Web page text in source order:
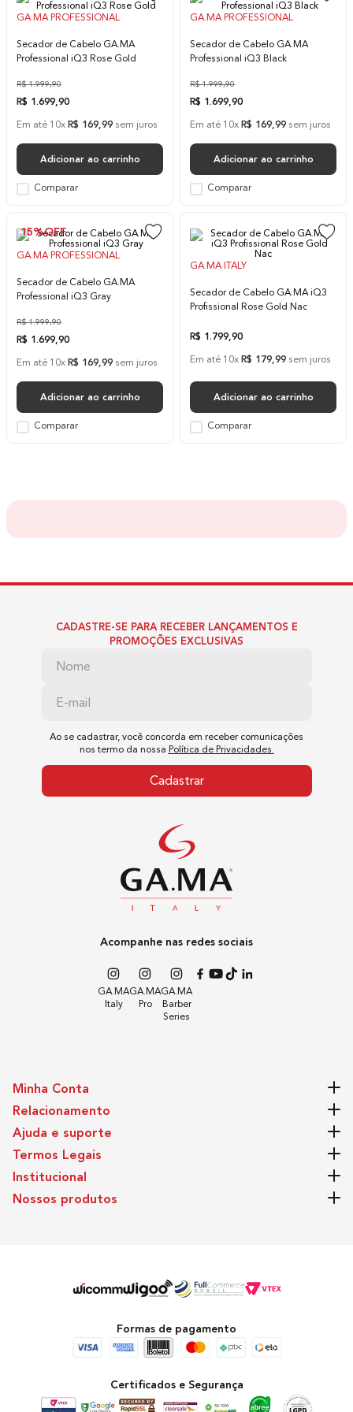
GA.MA PROFESSIONAL
Secador de Cabelo GA.MA
Professional iQ3 Rose Gold
R$ 1.999,90
R$ 1 .699,90
Em até 10x R$ 169,99 sem juros
Adicionar ao carrinho
Comparar
GA.MA PROFESSIONAL
Secador de Cabelo GA.MA
Professional iQ3 Black
R$ 1.999,90
R$ 1 .699,90
Em até 10x R$ 169,99 sem juros
Adicionar ao carrinho
Comparar
GA.MA PROFESSIONAL
Secador de Cabelo GA.MA
Professional iQ3 Gray
R$ 1.999,90
R$ 1 .699,90
15%OFF
Em até 10x R$ 169,99 sem juros
Adicionar ao carrinho
Comparar
GA.MA ITALY
Secador de Cabelo GA.MA iQ3
Profissional Rose Gold Nac
R$ 1 .799,90
Em até 10x R$ 179,99 sem juros
Adicionar ao carrinho
Comparar
CADASTRE-SE PARA RECEBER LANÇAMENTOS E
PROMOÇÕES EXCLUSIVAS
Ao se cadastrar, você concorda em receber comunicações
nos termo da nossa Política de Privacidades.
Cadastrar
Acompanhe nas redes sociais
GA.MA
Italy
GA.MA
Pro
GA.MA
Barber
Series
Minha Conta
Relacionamento
Ajuda e suporte
Termos Legais
Institucional
Nossos produtos
Formas de pagamento
Certificados e Segurança
º difusor